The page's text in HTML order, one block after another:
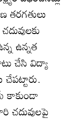
తరగతులు
ఉన్నత
చేసి విద్యా
కాకుండా
చదువులపై